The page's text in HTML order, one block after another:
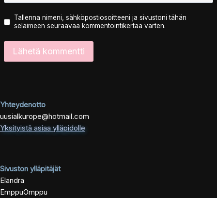
Tallenna nimeni, sähköpostiosoitteeni ja sivustoni tähän
selaimeen seuraavaa kommentointikertaa varten.
Yhteydenotto
uusialkurope@hotmail.com
Yksityistä asiaa ylläpidolle
Sivuston ylläpitäjät
Elandra
EmppuOmppu